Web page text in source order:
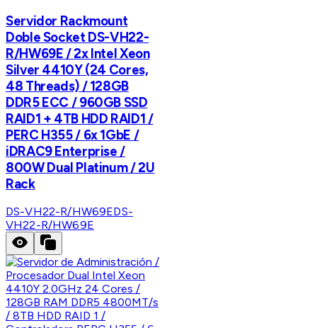
Servidor Rackmount
Doble Socket DS-VH22-
R/HW69E / 2x Intel Xeon
Silver 4410Y (24 Cores,
48 Threads) / 128GB
DDR5 ECC / 960GB SSD
RAID1 + 4TB HDD RAID1 /
PERC H355 / 6x 1GbE /
iDRAC9 Enterprise /
800W Dual Platinum / 2U
Rack
DS-VH22-R/HW69EDS-
VH22-R/HW69E